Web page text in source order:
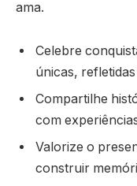
ama.
Celebre
únicas,
Compartilhe
com
Valorize o
construir